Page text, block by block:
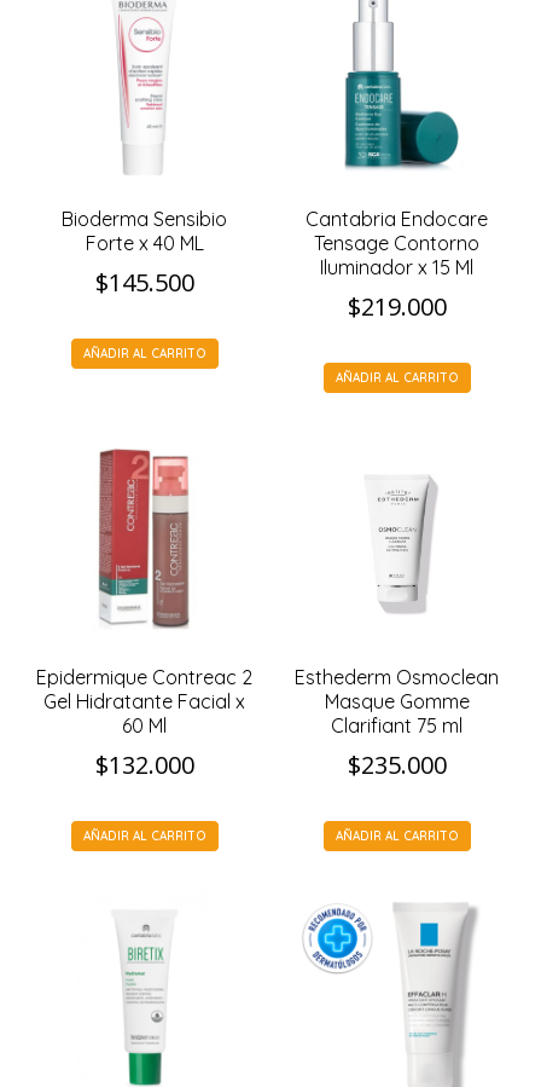
Bioderma Sensibio
Forte x 40 ML
$145.500
AÑADIR AL CARRITO
Cantabria Endocare
Tensage Contorno
Iluminador x 15 Ml
$219.000
AÑADIR AL CARRITO
Epidermique Contreac 2
Gel Hidratante Facial x
60 Ml
$132.000
AÑADIR AL CARRITO
Esthederm Osmoclean
Masque Gomme
Clarifiant 75 ml
$235.000
AÑADIR AL CARRITO